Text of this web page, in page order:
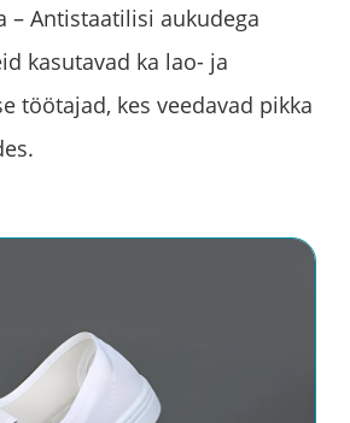
– Antistaatilisi aukudega
kasutavad ka lao- ja
töötajad, kes veedavad pikka